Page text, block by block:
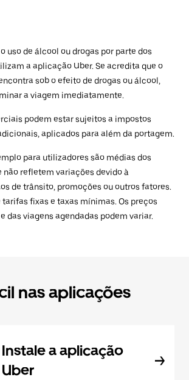
uso de álcool ou drogas por parte dos
a aplicação Uber. Se acredita que o
sob o efeito de drogas ou álcool,
a viagem imediatamente.
podem estar sujeitos a impostos
aplicados para além da portagem.
para utilizadores são médias dos
não refletem variações devido à
de trânsito, promoções ou outros fatores.
fixas e taxas mínimas. Os preços
das viagens agendadas podem variar.
nas aplicações
Instale a aplicação
Uber